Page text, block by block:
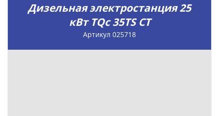
Дизельная электростанция 25
кВт TQc 35TS CT
Артикул 025718